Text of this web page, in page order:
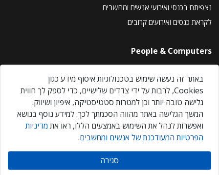
נצפיתם בכנסי ואירועי אנשים ומחשבים
לקראת כנסים ואירועים קרובים
People & Computers
About Us
Privacy Policy
Contact Us
Our Events
אנשים ומחשבים © 2026 – כל הזכויות שמורות
באתר זה נעשה שימוש בטכנולוגיות איסוף מידע כגון
Cookies, לרבות על ידי צדדים שלישיים, כדי לספק לך חווית
גלישה טובה יותר וכן למטרות סטטיסטיקה, איפיון ושיווק.
המשך הגלישה באתר מהווה הסכמתך לכך. למידע נוסף בנושא
ואפשרות לנהל את השימוש באמצעים הללו, ראו את מדיניות
הפרטיות המעודכנת של אנשים ומחשבים.
סגירה